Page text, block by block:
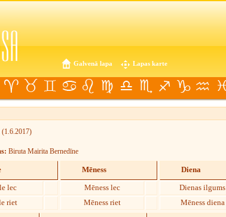
Galvenā lapa Lapas karte
(1.6.2017)
Biruta Mairita Bernedīne
lec
riet
Mēness
Mēness lec
Mēness riet
Diena
Dienas ilgums
Mēness diena